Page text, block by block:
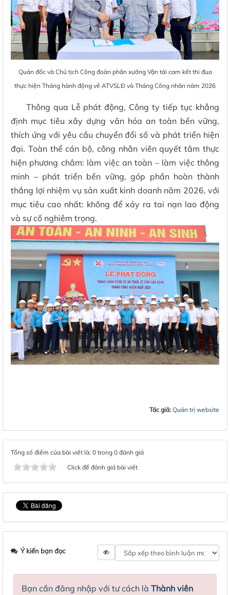
Quản đốc và Chủ tịch Công đoàn phân xưởng Vận tải cam kết thi đua
thực hiện Tháng hành động về ATVSLĐ và Tháng Công nhân năm 2026
Thông qua Lễ phát động, Công ty tiếp tục khẳng
định mục tiêu xây dựng văn hóa an toàn bền vững,
thích ứng với yêu cầu chuyển đổi số và phát triển hiện
đại. Toàn thể cán bộ, công nhân viên quyết tâm thực
hiện phương châm: làm việc an toàn – làm việc thông
minh – phát triển bền vững, góp phần hoàn thành
thắng lợi nhiệm vụ sản xuất kinh doanh năm 2026, với
mục tiêu cao nhất: không để xảy ra tai nạn lao động
và sự cố nghiêm trọng.
Tác giả: Quản trị website
Tổng số điểm của bài viết là: 0 trong 0 đánh giá
Click để đánh giá bài viết
Ý kiến bạn đọc
Bạn cần đăng nhập với tư cách là Thành viên